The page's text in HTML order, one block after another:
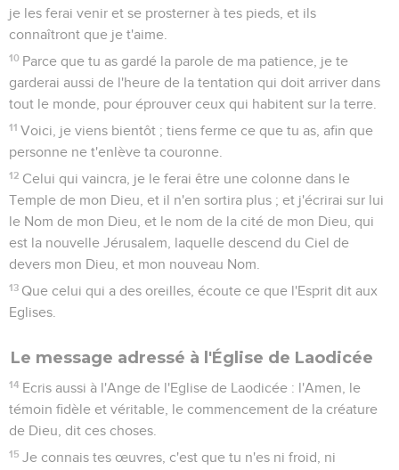
je les ferai venir et se prosterner à tes pieds, et ils
connaîtront que je t'aime.
10 Parce que tu as gardé la parole de ma patience, je te
garderai aussi de l'heure de la tentation qui doit arriver dans
tout le monde, pour éprouver ceux qui habitent sur la terre.
11 Voici, je viens bientôt ; tiens ferme ce que tu as, afin que
personne ne t'enlève ta couronne.
12 Celui qui vaincra, je le ferai être une colonne dans le
Temple de mon Dieu, et il n'en sortira plus ; et j'écrirai sur lui
le Nom de mon Dieu, et le nom de la cité de mon Dieu, qui
est la nouvelle Jérusalem, laquelle descend du Ciel de
devers mon Dieu, et mon nouveau Nom.
13 Que celui qui a des oreilles, écoute ce que l'Esprit dit aux
Eglises.
Le message adressé à l'Église de Laodicée
14 Ecris aussi à l'Ange de l'Eglise de Laodicée : l'Amen, le
témoin fidèle et véritable, le commencement de la créature
de Dieu, dit ces choses.
15 Je connais tes œuvres, c'est que tu n'es ni froid, ni